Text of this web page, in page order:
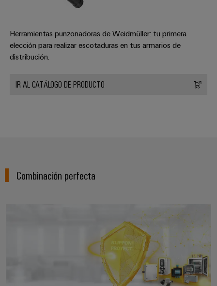
Herramientas punzonadoras de Weidmüller: tu primera
elección para realizar escotaduras en tus armarios de
distribución.
IR AL CATÁLOGO DE PRODUCTO
Combinación perfecta
Cajas y componentes